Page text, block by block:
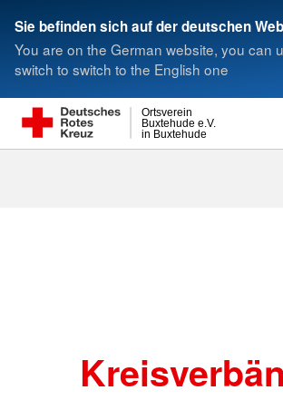
Sie befinden sich auf der deutschen
You are on the German website, you can
switch to switch to the English one
in Buxtehude
Buxtehude e.V.
Ortsverein